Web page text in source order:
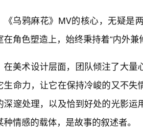
《乌鸦麻花》MV的核心，无疑
在角色塑造上，始终秉持着“内外兼
在美术设计层面，团队倾注了大量
生命力，让它在保持冷峻的又不
深邃处理，以及恰到好处的光影
种情感的载体，是故事的叙述者。